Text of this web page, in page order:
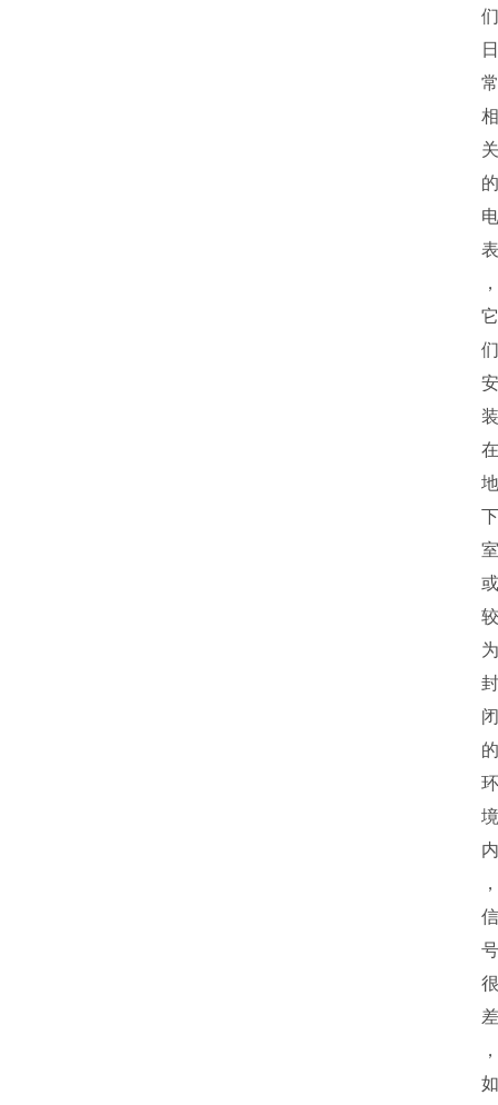
们
日
常
相
关
的
电
表
，
它
们
安
装
在
地
下
室
或
较
为
封
闭
的
环
境
内
，
信
号
很
差
，
如